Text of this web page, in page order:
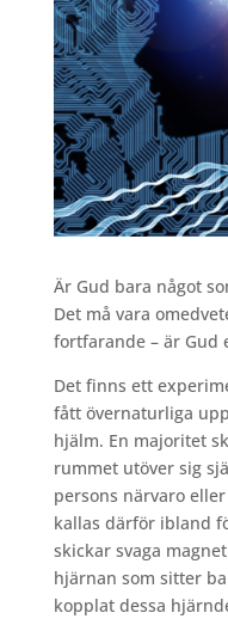
Är Gud bara något
Det må vara
fortfarande – är Gud
Det finns ett
fått övernaturliga
hjälm. En majoritet
rummet utöver sig
persons närvaro
kallas därför ibland
skickar svaga
hjärnan som sitter
kopplat dessa